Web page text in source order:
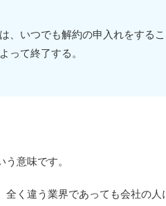
いつでも解約の申入れをする
って終了する。
意味です。
く違う業界であっても会社の人